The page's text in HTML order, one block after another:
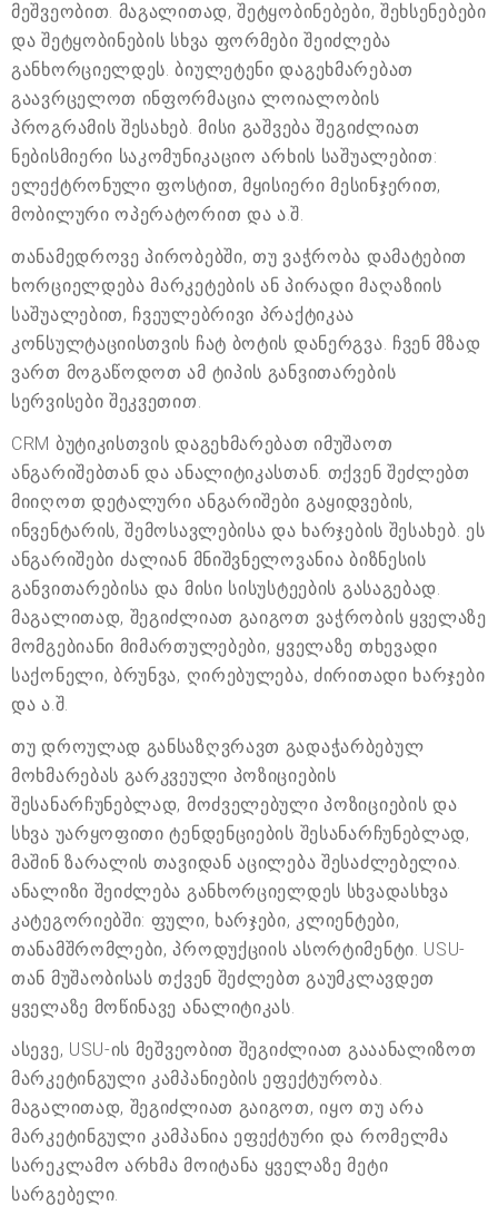
მეშვეობით. მაგალითად, შეტყობინებები, შეხსენებები
და შეტყობინების სხვა ფორმები შეიძლება
განხორციელდეს. ბიულეტენი დაგეხმარებათ
გაავრცელოთ ინფორმაცია ლოიალობის
პროგრამის შესახებ. მისი გაშვება შეგიძლიათ
ნებისმიერი საკომუნიკაციო არხის საშუალებით:
ელექტრონული ფოსტით, მყისიერი მესინჯერით,
მობილური ოპერატორით და ა.შ.
თანამედროვე პირობებში, თუ ვაჭრობა დამატებით
ხორციელდება მარკეტების ან პირადი მაღაზიის
საშუალებით, ჩვეულებრივი პრაქტიკაა
კონსულტაციისთვის ჩატ ბოტის დანერგვა. ჩვენ მზად
ვართ მოგაწოდოთ ამ ტიპის განვითარების
სერვისები შეკვეთით.
CRM ბუტიკისთვის დაგეხმარებათ იმუშაოთ
ანგარიშებთან და ანალიტიკასთან. თქვენ შეძლებთ
მიიღოთ დეტალური ანგარიშები გაყიდვების,
ინვენტარის, შემოსავლებისა და ხარჯების შესახებ. ეს
ანგარიშები ძალიან მნიშვნელოვანია ბიზნესის
განვითარებისა და მისი სისუსტეების გასაგებად.
მაგალითად, შეგიძლიათ გაიგოთ ვაჭრობის ყველაზე
მომგებიანი მიმართულებები, ყველაზე თხევადი
საქონელი, ბრუნვა, ღირებულება, ძირითადი ხარჯები
და ა.შ.
თუ დროულად განსაზღვრავთ გადაჭარბებულ
მოხმარებას გარკვეული პოზიციების
შესანარჩუნებლად, მოძველებული პოზიციების და
სხვა უარყოფითი ტენდენციების შესანარჩუნებლად,
მაშინ ზარალის თავიდან აცილება შესაძლებელია.
ანალიზი შეიძლება განხორციელდეს სხვადასხვა
კატეგორიებში: ფული, ხარჯები, კლიენტები,
თანამშრომლები, პროდუქციის ასორტიმენტი. USU-
თან მუშაობისას თქვენ შეძლებთ გაუმკლავდეთ
ყველაზე მოწინავე ანალიტიკას.
ასევე, USU-ის მეშვეობით შეგიძლიათ გააანალიზოთ
მარკეტინგული კამპანიების ეფექტურობა.
მაგალითად, შეგიძლიათ გაიგოთ, იყო თუ არა
მარკეტინგული კამპანია ეფექტური და რომელმა
სარეკლამო არხმა მოიტანა ყველაზე მეტი
სარგებელი.